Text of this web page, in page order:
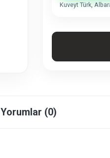
Kuveyt Türk,
Yorumlar (0)